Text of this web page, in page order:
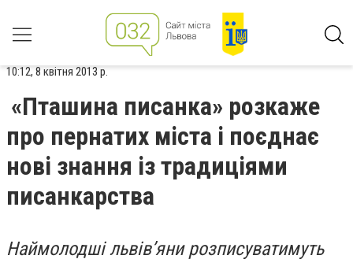
10:12, 8 квітня 2013 р.
«Пташина писанка» розкаже
про пернатих міста і поєднає
нові знання із традиціями
писанкарства
Наймолодші львів’яни розписуватимуть